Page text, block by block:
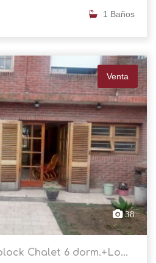
1 Baños
Venta
38
Chalet 6 dorm.+Lo...